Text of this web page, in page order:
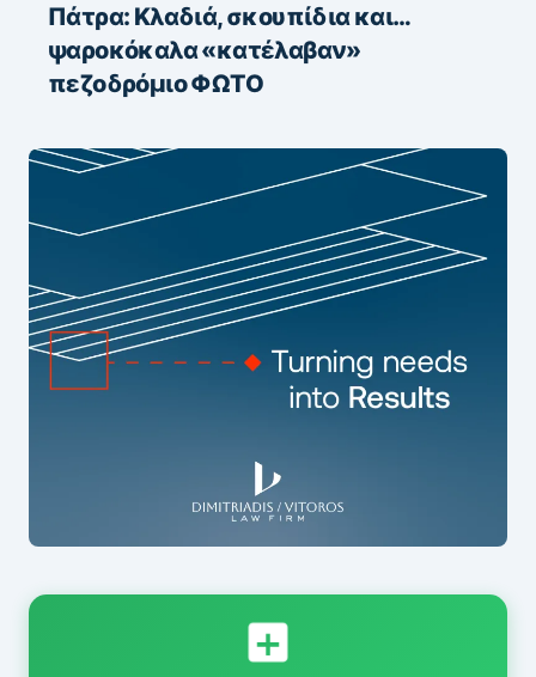
Πάτρα: Κλαδιά, σκουπίδια και…
ψαροκόκαλα «κατέλαβαν»
πεζοδρόμιο ΦΩΤΟ